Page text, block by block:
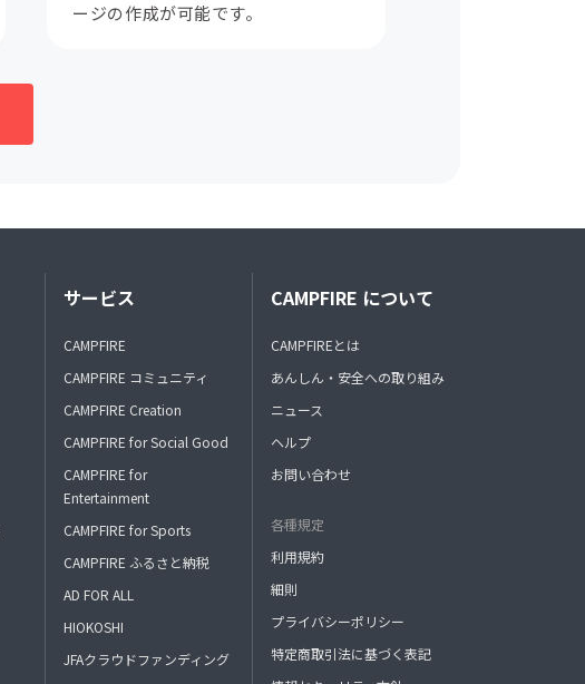
ージの作成が可能です。
サービス
CAMPFIRE
CAMPFIRE コミュニティ
CAMPFIRE Creation
CAMPFIRE for Social Good
CAMPFIRE for
Entertainment
CAMPFIRE for Sports
CAMPFIRE ふるさと納税
AD FOR ALL
HIOKOSHI
JFAクラウドファンディング
CAMPFIRE について
CAMPFIREとは
あんしん・安全への取り組み
ニュース
ヘルプ
お問い合わせ
各種規定
利用規約
細則
プライバシーポリシー
特定商取引法に基づく表記